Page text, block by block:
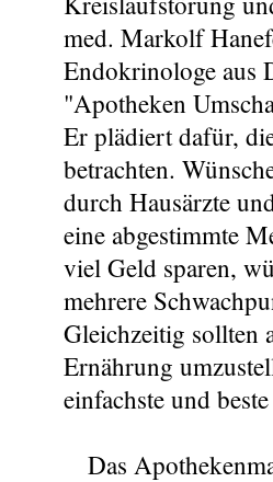
med. Markolf
Endokrinologe aus
"Apotheken
Er plädiert dafür,
betrachten.
durch Hausärzte
eine abgestimmte
viel Geld sparen,
mehrere
Gleichzeitig sollten
Ernährung
einfachste und
Das